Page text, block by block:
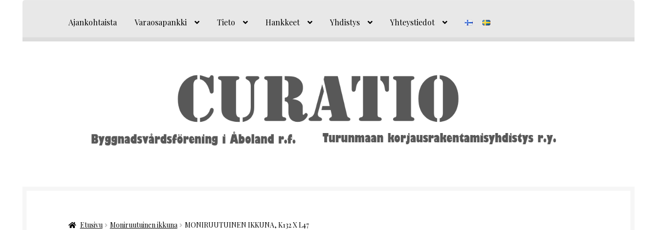
navigointiin
sisältöön
Ajankohtaista Varaosapankki Tieto Hankkeet Yhdistys Yhteystiedot
Etusivu Moniruutuinen ikkuna MONIRUUTUINEN IKKUNA, K132 X L47